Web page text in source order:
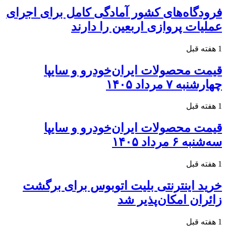
فرودگاه‌های کشور آمادگی کامل برای اجرای
عملیات پروازی اربعین را دارند
1 هفته قبل
قیمت محصولات ایران‌خودرو و سایپا
چهارشنبه ۷ مرداد ۱۴۰۵
1 هفته قبل
قیمت محصولات ایران‌خودرو و سایپا
سه‌شنبه ۶ مرداد ۱۴۰۵
1 هفته قبل
خرید اینترنتی بلیت اتوبوس برای برگشت
زائران امکان‌پذیر شد
1 هفته قبل